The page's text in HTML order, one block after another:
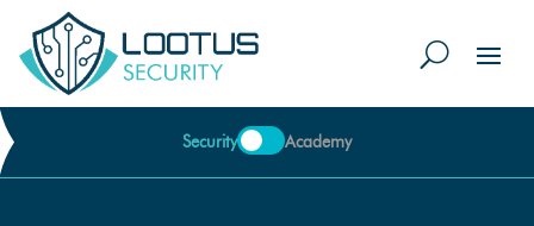
Security Academy